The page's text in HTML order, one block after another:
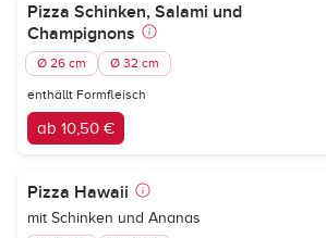
Pizza Schinken, Salami und
Champignons
Ø 26 cm Ø 32 cm
enthällt Formfleisch
ab 10,50 €
Pizza Hawaii
mit Schinken und Ananas